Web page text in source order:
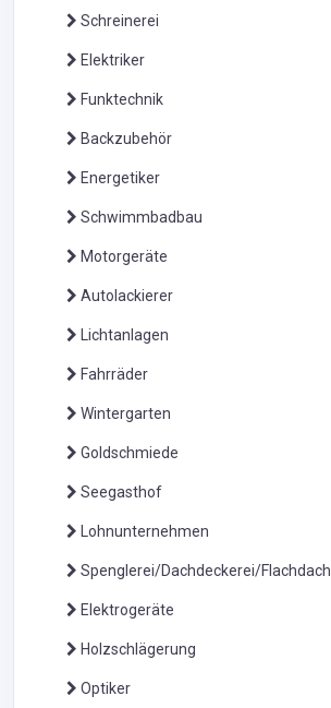
Schreinerei
Elektriker
Funktechnik
Backzubehör
Energetiker
Schwimmbadbau
Motorgeräte
Autolackierer
Lichtanlagen
Fahrräder
Wintergarten
Goldschmiede
Seegasthof
Lohnunternehmen
Spenglerei/Dachdeckerei/Flachdach
Elektrogeräte
Holzschlägerung
Optiker